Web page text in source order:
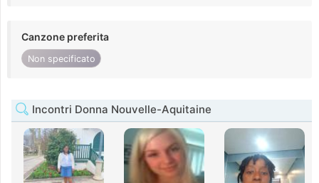
Canzone preferita
Non specificato
Incontri Donna Nouvelle-Aquitaine